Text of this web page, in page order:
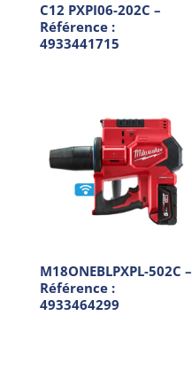
C12 PXPI06-202C –
Référence :
4933441715
M18ONEBLPXPL-502C –
Référence :
4933464299